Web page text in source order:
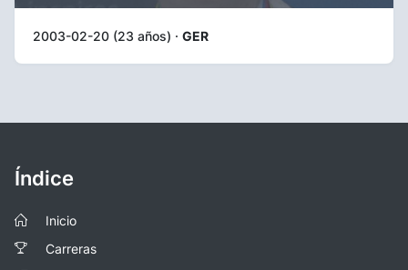
2003-02-20 (23 años) · GER
Índice
Inicio
Carreras